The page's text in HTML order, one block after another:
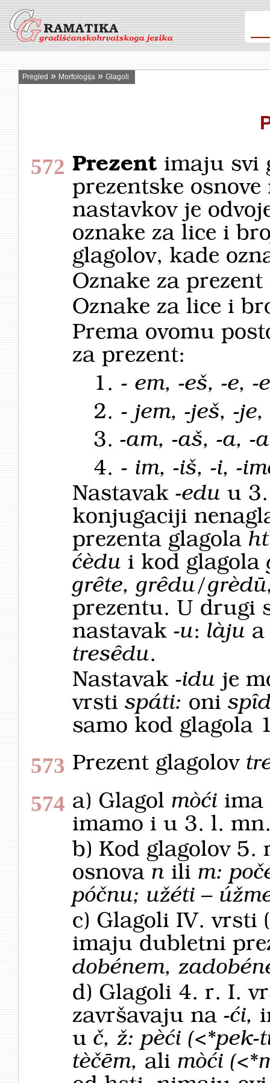
Pregled » Morfologija » Glagoli
572 Prezent imaju svi
prezentske
nastavkov je
oznake za lice i
glagolov, kade
Oznake za
Oznake za lice i
Prema ovomu
za prezent:
1. - em, -eš, -e, -
2. - jem, -ješ, -
3.-am, -aš, -a, -
4. - im, -iš, -i, -
Nastavak -edu u
konjugaciji
prezenta glagola
ćèdu i kod glagola
grȇte, grȇdu/
prezentu. U drugi
nastavak -u: làju
tresȇdu.
Nastavak -idu je
vrsti spáti: oni
samo kod glagola
573 Prezent glagolov
574 a) Glagol mòći ima
imamo i u 3. l.
b) Kod glagolov
osnova n ili m:
póčnu; užéti –
c) Glagoli IV. vrsti (
imaju dubletni
dobénem,
d) Glagoli 4. r. I.
završavaju na -ći,
u č, ž: pèći (<*pek-
tèčēm, ali mòći